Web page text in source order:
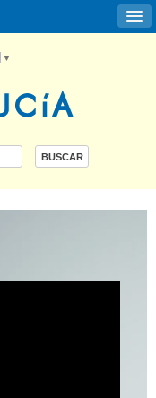
▼